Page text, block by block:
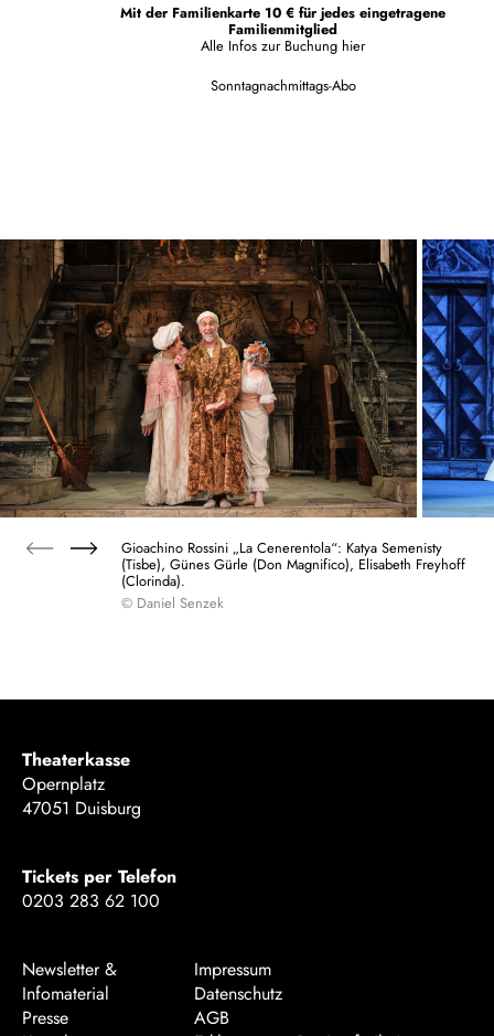
Mit der Familienkarte 10 € für jedes eingetragene
Familienmitglied
Alle Infos zur Buchung hier
Sonntagnachmittags-Abo
Gioachino Rossini „La Cenerentola“: Katya Semenisty
(Tisbe), Günes Gürle (Don Magnifico), Elisabeth Freyhoff
(Clorinda).
© Daniel Senzek
Theaterkasse
Opernplatz
47051 Duisburg
Tickets per Telefon
0203 283 62 100
Newsletter &
Infomaterial
Presse
Impressum
Datenschutz
AGB